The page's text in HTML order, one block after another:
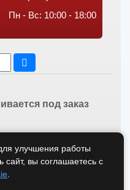
Пн - Вс: 10:00 - 18:00
под заказ
улучшения работы
сайт, вы соглашаетесь с